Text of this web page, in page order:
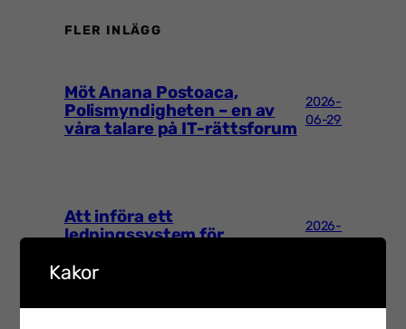
FLER INLÄGG
Möt Anana Postoaca,
Polismyndigheten – en av
våra talare på IT-rättsforum
2026-
06-29
Att införa ett
ledningssystem för
2026-
Kakor